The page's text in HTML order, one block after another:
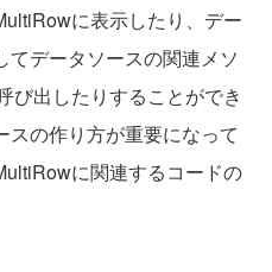
に表示したり、デー
てデータソースの関連メソ
び出したりすることができ
スの作り方が重要になって
に関連するコードの